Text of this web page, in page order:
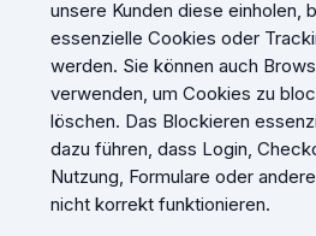
unsere Kunden diese einholen,
essenzielle Cookies oder
werden. Sie können auch
verwenden, um Cookies zu
löschen. Das Blockieren
dazu führen, dass Login,
Nutzung, Formulare oder
nicht korrekt funktionieren.